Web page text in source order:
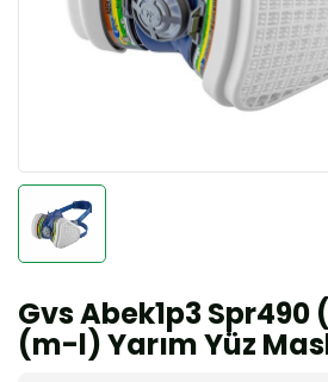
Gvs Abek1p3 Spr490
(m-l) Yarım Yüz